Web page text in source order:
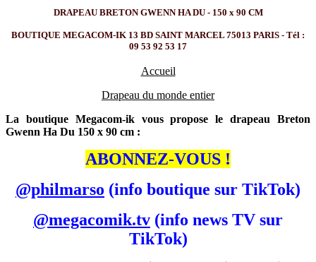
DRAPEAU BRETON GWENN HA DU - 150 x 90 CM
BOUTIQUE MEGACOM-IK 13 BD SAINT MARCEL 75013 PARIS - Tél :
09 53 92 53 17
Accueil
Drapeau du monde entier
La boutique Megacom-ik vous propose le drapeau Breton
Gwenn Ha Du 150 x 90 cm :
ABONNEZ-VOUS !
@philmarso (info boutique sur TikTok)
@megacomik.tv (info news TV sur
TikTok)